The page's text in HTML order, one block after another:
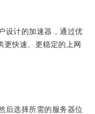
计的加速器，通过优
更快速、更稳定的上网
选择所需的服务器位